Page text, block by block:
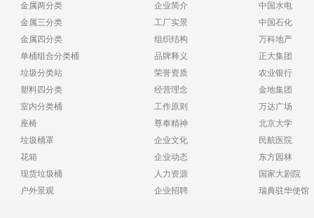
金属两分类
金属三分类
金属四分类
单桶组合分类桶
垃圾分类站
塑料四分类
室内分类桶
座椅
垃圾桶罩
花箱
现货垃圾桶
户外景观
企业简介
工厂实景
组织结构
品牌释义
荣誉资质
经营理念
工作原则
尊奉精神
企业文化
企业动态
人力资源
企业招聘
中国水电
中国石化
万科地产
正大集团
农业银行
金地集团
万达广场
北京大学
民航医院
东方园林
国家大剧院
瑞典驻华使馆